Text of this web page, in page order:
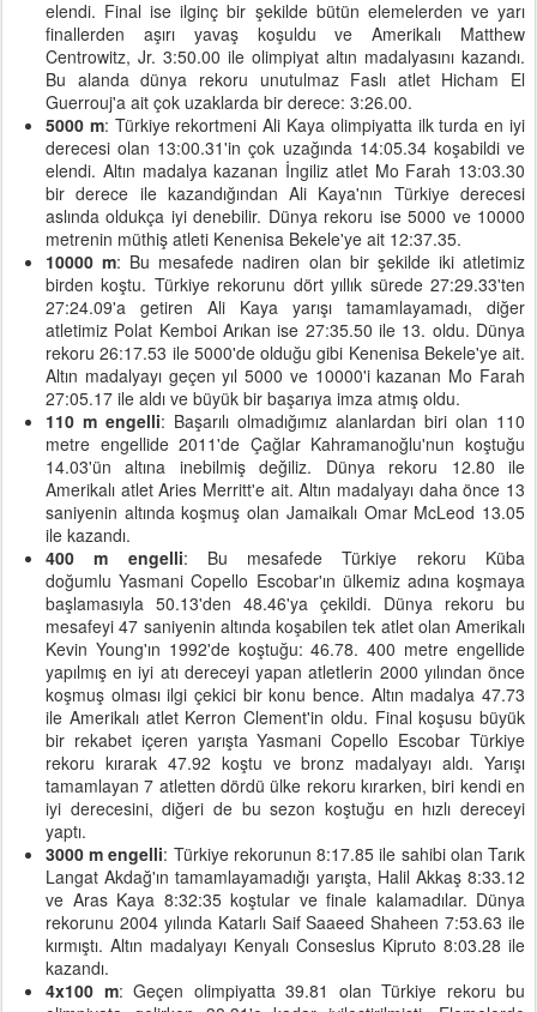
elendi. Final ise ilginç bir şekilde bütün elemelerden ve yarı
finallerden aşırı yavaş koşuldu ve Amerikalı Matthew
Centrowitz, Jr. 3:50.00 ile olimpiyat altın madalyasını kazandı.
Bu alanda dünya rekoru unutulmaz Faslı atlet Hicham El
Guerrouj'a ait çok uzaklarda bir derece: 3:26.00.
5000 m: Türkiye rekortmeni Ali Kaya olimpiyatta ilk turda en iyi
derecesi olan 13:00.31'in çok uzağında 14:05.34 koşabildi ve
elendi. Altın madalya kazanan İngiliz atlet Mo Farah 13:03.30
bir derece ile kazandığından Ali Kaya'nın Türkiye derecesi
aslında oldukça iyi denebilir. Dünya rekoru ise 5000 ve 10000
metrenin müthiş atleti Kenenisa Bekele'ye ait 12:37.35.
10000 m: Bu mesafede nadiren olan bir şekilde iki atletimiz
birden koştu. Türkiye rekorunu dört yıllık sürede 27:29.33'ten
27:24.09'a getiren Ali Kaya yarışı tamamlayamadı, diğer
atletimiz Polat Kemboi Arıkan ise 27:35.50 ile 13. oldu. Dünya
rekoru 26:17.53 ile 5000'de olduğu gibi Kenenisa Bekele'ye ait.
Altın madalyayı geçen yıl 5000 ve 10000'i kazanan Mo Farah
27:05.17 ile aldı ve büyük bir başarıya imza atmış oldu.
110 m engelli: Başarılı olmadığımız alanlardan biri olan 110
metre engellide 2011'de Çağlar Kahramanoğlu'nun koştuğu
14.03'ün altına inebilmiş değiliz. Dünya rekoru 12.80 ile
Amerikalı atlet Aries Merritt'e ait. Altın madalyayı daha önce 13
saniyenin altında koşmuş olan Jamaikalı Omar McLeod 13.05
ile kazandı.
400 m engelli: Bu mesafede Türkiye rekoru Küba
doğumlu Yasmani Copello Escobar'ın ülkemiz adına koşmaya
başlamasıyla 50.13'den 48.46'ya çekildi. Dünya rekoru bu
mesafeyi 47 saniyenin altında koşabilen tek atlet olan Amerikalı
Kevin Young'ın 1992'de koştuğu: 46.78. 400 metre engellide
yapılmış en iyi atı dereceyi yapan atletlerin 2000 yılından önce
koşmuş olması ilgi çekici bir konu bence. Altın madalya 47.73
ile Amerikalı atlet Kerron Clement'in oldu. Final koşusu büyük
bir rekabet içeren yarışta Yasmani Copello Escobar Türkiye
rekoru kırarak 47.92 koştu ve bronz madalyayı aldı. Yarışı
tamamlayan 7 atletten dördü ülke rekoru kırarken, biri kendi en
iyi derecesini, diğeri de bu sezon koştuğu en hızlı dereceyi
yaptı.
3000 m engelli: Türkiye rekorunun 8:17.85 ile sahibi olan Tarık
Langat Akdağ'ın tamamlayamadığı yarışta, Halil Akkaş 8:33.12
ve Aras Kaya 8:32:35 koştular ve finale kalamadılar. Dünya
rekorunu 2004 yılında Katarlı Saif Saaeed Shaheen 7:53.63 ile
kırmıştı. Altın madalyayı Kenyalı Conseslus Kipruto 8:03.28 ile
kazandı.
4x100 m: Geçen olimpiyatta 39.81 olan Türkiye rekoru bu